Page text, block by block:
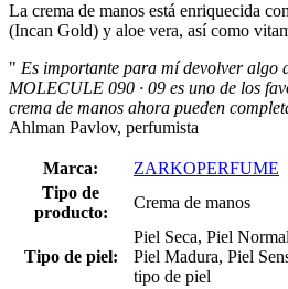
La crema de manos está enriquecida
(Incan Gold) y aloe vera, así como
" Es importante para mí devolver algo
MOLECULE 090 · 09 es uno de los
crema de manos ahora pueden
Ahlman Pavlov, perfumista
Marca:
ZARKOPERFUME
Tipo de
producto:
Crema de manos
Tipo de piel:
Piel Seca, Piel
Piel Madura, Piel
tipo de piel